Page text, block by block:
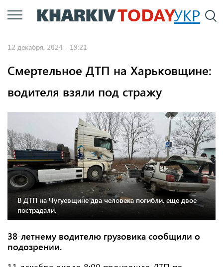
Перейти
к
УКР
12 декабря, 2024 - 19:21
Смертельное ДТП на Харьковщине:
водителя взяли под стражу
Фото: Нацполіція.
В ДТП на Чугуевщине два человека погибли, еще двое
пострадали.
38-летнему водителю грузовика сообщили о
подозрении.